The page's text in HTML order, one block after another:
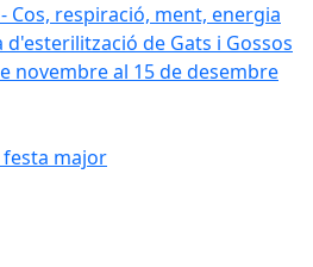
Cos, respiració, ment, energia
d'esterilització de Gats i Gossos
novembre al 15 de desembre
major